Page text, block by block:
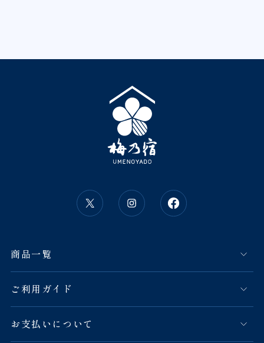
商品一覧
ご利用ガイド
お支払いについて